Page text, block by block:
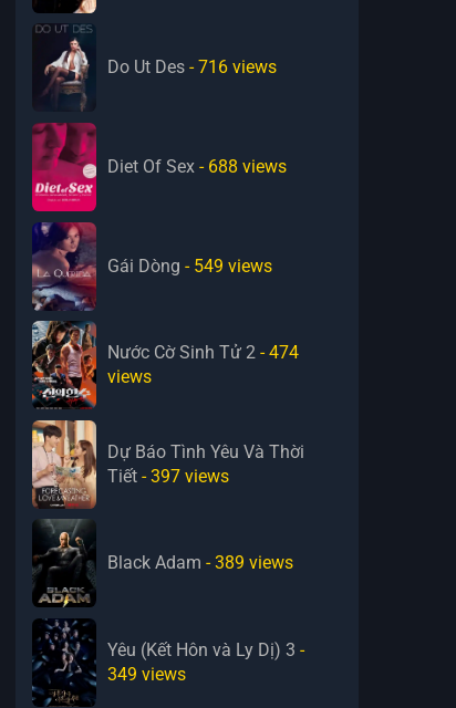
Do Ut Des - 716 views
Diet Of Sex - 688 views
Gái Dòng - 549 views
Nước Cờ Sinh Tử 2 - 474
views
Dự Báo Tình Yêu Và Thời
Tiết - 397 views
Black Adam - 389 views
Yêu (Kết Hôn và Ly Dị) 3 -
349 views